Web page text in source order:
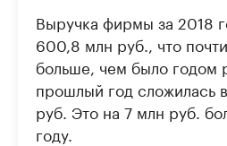
Выручка фирмы за 2018
600,8 млн руб., что
больше, чем было годом
прошлый год сложилась
руб. Это на 7 млн руб.
году.